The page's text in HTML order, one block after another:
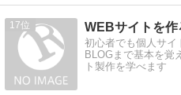
17 WEBサイトを作
初心者でも個人サイ
BLOGまで基本を覚
ト製作を学べます